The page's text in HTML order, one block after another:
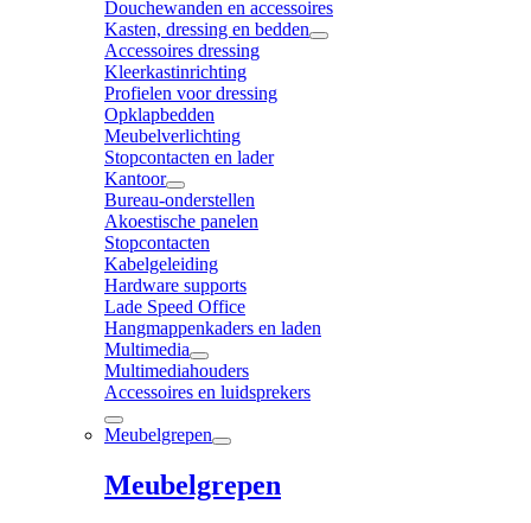
Douchewanden en accessoires
Kasten, dressing en bedden
Accessoires dressing
Kleerkastinrichting
Profielen voor dressing
Opklapbedden
Meubelverlichting
Stopcontacten en lader
Kantoor
Bureau-onderstellen
Akoestische panelen
Stopcontacten
Kabelgeleiding
Hardware supports
Lade Speed Office
Hangmappenkaders en laden
Multimedia
Multimediahouders
Accessoires en luidsprekers
Meubelgrepen
Meubelgrepen